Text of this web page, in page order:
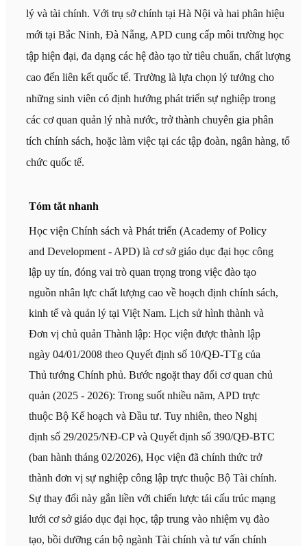
lý và tài chính. Với trụ sở chính tại Hà Nội và hai phân hiệu
mới tại Bắc Ninh, Đà Nẵng, APD cung cấp môi trường học
tập hiện đại, đa dạng các hệ đào tạo từ tiêu chuẩn, chất lượng
cao đến liên kết quốc tế. Trường là lựa chọn lý tưởng cho
những sinh viên có định hướng phát triển sự nghiệp trong
các cơ quan quản lý nhà nước, trở thành chuyên gia phân
tích chính sách, hoặc làm việc tại các tập đoàn, ngân hàng, tổ
chức quốc tế.
Tóm tắt nhanh
Học viện Chính sách và Phát triển (Academy of Policy
and Development - APD) là cơ sở giáo dục đại học công
lập uy tín, đóng vai trò quan trọng trong việc đào tạo
nguồn nhân lực chất lượng cao về hoạch định chính sách,
kinh tế và quản lý tại Việt Nam. Lịch sử hình thành và
Đơn vị chủ quản Thành lập: Học viện được thành lập
ngày 04/01/2008 theo Quyết định số 10/QĐ-TTg của
Thủ tướng Chính phủ. Bước ngoặt thay đổi cơ quan chủ
quản (2025 - 2026): Trong suốt nhiều năm, APD trực
thuộc Bộ Kế hoạch và Đầu tư. Tuy nhiên, theo Nghị
định số 29/2025/NĐ-CP và Quyết định số 390/QĐ-BTC
(ban hành tháng 02/2026), Học viện đã chính thức trở
thành đơn vị sự nghiệp công lập trực thuộc Bộ Tài chính.
Sự thay đổi này gắn liền với chiến lược tái cấu trúc mạng
lưới cơ sở giáo dục đại học, tập trung vào nhiệm vụ đào
tạo, bồi dưỡng cán bộ ngành Tài chính và tư vấn chính